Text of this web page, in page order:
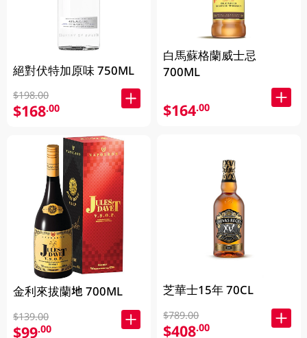
絕對伏特加原味 750ML
$198.00
$168.00
金利來拔蘭地 700ML
$139.00
$99.00
白馬蘇格蘭威士忌
700ML
$164.00
芝華士15年 70CL
$789.00
$408.00